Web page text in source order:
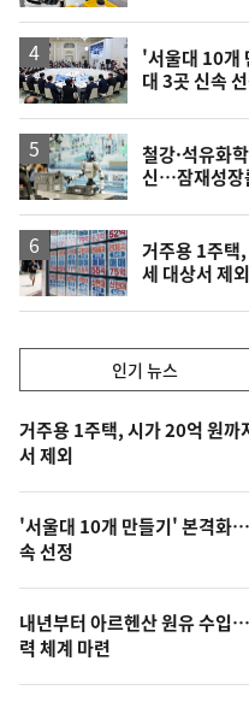
'서울대 10개
대 3곳 신속
철강·석유화
신…잠재성장
거주용 1주택
세 대상서 제외
기,
최
신,
오
늘
의
영
상
인기 뉴스
인
기
뉴
스
거주용 1주택, 시가 20억 원까
서 제외
'서울대 10개 만들기' 본격화
속 선정
내년부터 아르헨산 원유 수입
력 체계 마련